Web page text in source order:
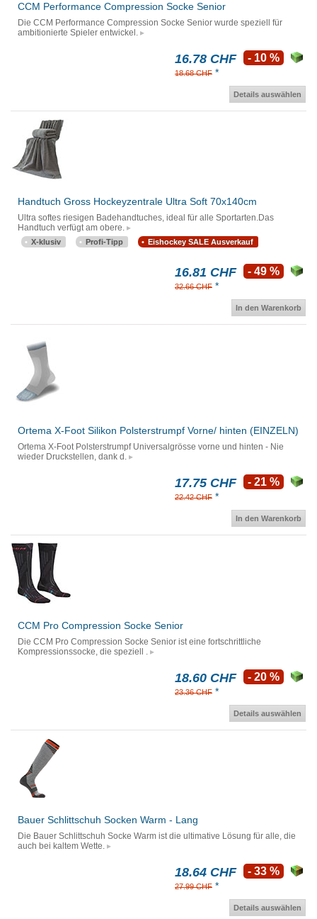
CCM Performance Compression Socke Senior
Die CCM Performance Compression Socke Senior wurde speziell für
ambitionierte Spieler entwickel.
16.78 CHF
18.68 CHF *
- 10 %
Details auswählen
Handtuch Gross Hockeyzentrale Ultra Soft 70x140cm
Ultra softes riesigen Badehandtuches, ideal für alle Sportarten.Das
Handtuch verfügt am obere.
X-klusiv Profi-Tipp Eishockey SALE Ausverkauf
16.81 CHF
32.66 CHF *
- 49 %
In den Warenkorb
Ortema X-Foot Silikon Polsterstrumpf Vorne/ hinten (EINZELN)
Ortema X-Foot Polsterstrumpf Universalgrösse vorne und hinten - Nie
wieder Druckstellen, dank d.
17.75 CHF
22.42 CHF *
- 21 %
In den Warenkorb
CCM Pro Compression Socke Senior
Die CCM Pro Compression Socke Senior ist eine fortschrittliche
Kompressionssocke, die speziell .
18.60 CHF
23.36 CHF *
- 20 %
Details auswählen
Bauer Schlittschuh Socken Warm - Lang
Die Bauer Schlittschuh Socke Warm ist die ultimative Lösung für alle, die
auch bei kaltem Wette.
18.64 CHF
27.99 CHF *
- 33 %
Details auswählen